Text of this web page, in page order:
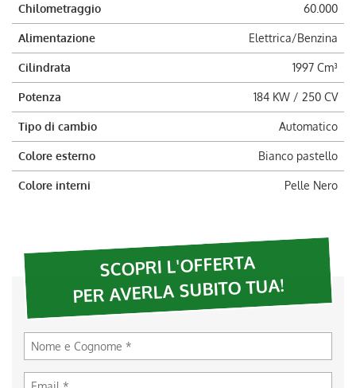
Chilometraggio 60.000
Alimentazione Elettrica/Benzina
Cilindrata 1997 Cm³
Potenza 184 KW / 250 CV
Tipo di cambio Automatico
Colore esterno Bianco pastello
Colore interni Pelle Nero
SCOPRI L'OFFERTA
PER AVERLA SUBITO TUA!